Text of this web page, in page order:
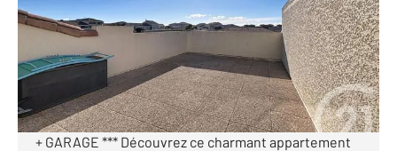
Appartement T4 à vendre
225 000 €
Visiter le site dédié
*** APPARTEMENT DUPLEX T4 + DOUBLE TERRASSE
+ GARAGE *** Découvrez ce charmant appartement